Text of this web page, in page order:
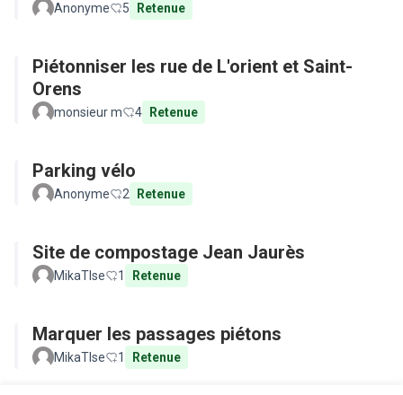
Anonyme 5 Retenue
Piétonniser les rue de L'orient et Saint-
Orens
monsieur m 4 Retenue
Parking vélo
Anonyme 2 Retenue
Site de compostage Jean Jaurès
MikaTlse 1 Retenue
Marquer les passages piétons
MikaTlse 1 Retenue